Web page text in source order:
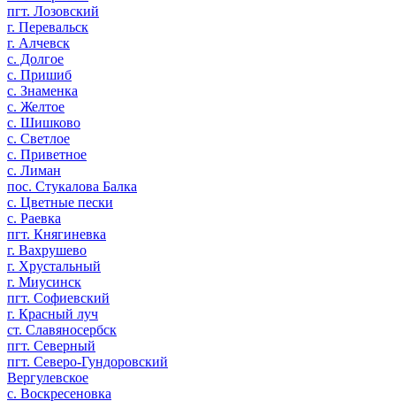
пгт. Лозовский
г. Перевальск
г. Алчевск
с. Долгое
с. Пришиб
с. Знаменка
с. Желтое
с. Шишково
с. Светлое
с. Приветное
с. Лиман
пос. Стукалова Балка
с. Цветные пески
с. Раевка
пгт. Княгиневка
г. Вахрушево
г. Хрустальный
г. Миусинск
пгт. Софиевский
г. Красный луч
ст. Славяносербск
пгт. Северный
пгт. Северо-Гундоровский
Вергулевское
с. Воскресеновка